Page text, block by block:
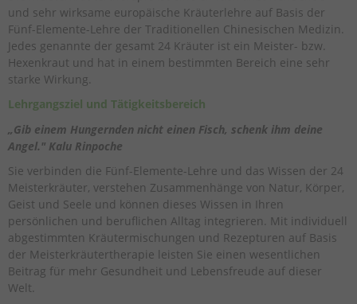
und sehr wirksame europäische Kräuterlehre auf Basis der
Fünf-Elemente-Lehre der Traditionellen Chinesischen Medizin.
Jedes genannte der gesamt 24 Kräuter ist ein Meister- bzw.
Hexenkraut und hat in einem bestimmten Bereich eine sehr
starke Wirkung.
Lehrgangsziel und Tätigkeitsbereich
„Gib einem Hungernden nicht einen Fisch, schenk ihm deine
Angel." Kalu Rinpoche
Sie verbinden die Fünf-Elemente-Lehre und das Wissen der 24
Meisterkräuter, verstehen Zusammenhänge von Natur, Körper,
Geist und Seele und können dieses Wissen in Ihren
persönlichen und beruflichen Alltag integrieren. Mit individuell
abgestimmten Kräutermischungen und Rezepturen auf Basis
der Meisterkräutertherapie leisten Sie einen wesentlichen
Beitrag für mehr Gesundheit und Lebensfreude auf dieser
Welt.